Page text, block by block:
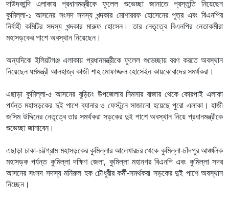
দাউদকান্দি এলাকায় প্রধানমন্ত্রীকে ফুলেল শুভেচ্ছা জানাতে প্রস্তুতি নিয়েছেন
কুমিল্লা-১ আসনের সংসদ সদস্য খন্দকার মোশাররফ হোসেনের পুত্র এবং বিএনপির
নির্বাহী কমিটির সদস্য খন্দকার মারুফ হোসেন। তার নেতৃত্বে বিএনপির নেতাকর্মীরা
মহাসড়কের পাশে অবস্থান নিয়েছেন।
অন্যদিকে ইলিয়টগঞ্জ এলাকায় প্রধানমন্ত্রীকে ফুলেল শুভেচ্ছায় বরণ করতে অবস্থান
নিয়েছেন ধর্মমন্ত্রী আলহাজ্ব কাজী শাহ মোফাজ্জল হোসেইন কায়কোবাদের সমর্থকরা।
এছাড়া কুমিল্লা-৫ আসনের বুড়িচং উপজেলার নিমসার বাজার থেকে কোরপাই এলাকা
পর্যন্ত মহাসড়কের দুই পাশে ব্যানার ও ফেস্টুনে সাজানো হয়েছে পুরো এলাকা। হাজী
জসিম উদ্দিনের নেতৃত্বে তার সমর্থকরা সড়কের দুই পাশে অবস্থান নিয়ে প্রধানমন্ত্রীকে
শুভেচ্ছা জানাবেন।
এছাড়া ঢাকা-চট্টগ্রাম মহাসড়কের কুমিল্লার আলেখারচর থেকে কুমিল্লা-চাঁদপুর আঞ্চলিক
মহাসড়ক পর্যন্ত কুমিল্লা দক্ষিণ জেলা, কুমিল্লা মহানগর বিএনপি এবং কুমিল্লা সদর
আসনের সংসদ সদস্য মনিরুল হক চৌধুরীর কর্মী-সমর্থকরা সড়কের দুই পাশে অবস্থান
নিচ্ছেন।